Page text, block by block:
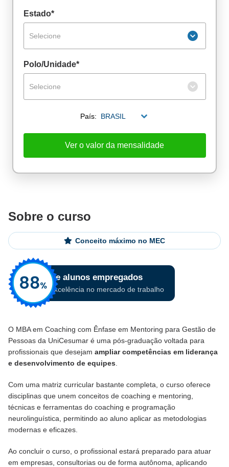
Sobre o curso
Conceito máximo no MEC
Excelência no mercado de trabalho
O MBA em Coaching com Ênfase em Mentoring para Gestão de
Pessoas da UniCesumar é uma pós-graduação voltada para
profissionais que desejam ampliar competências em liderança
e desenvolvimento de equipes
Com uma matriz curricular bastante completa, o curso oferece
disciplinas que unem conceitos de coaching e mentoring,
técnicas e ferramentas do coaching e programação
neurolinguística, permitindo ao aluno aplicar as metodologias
modernas e eficazes.
Ao concluir o curso, o profissional estará preparado para atuar
em empresas, consultorias ou de forma autônoma, aplicando
Estado*
Selecione
Polo/Unidade*
Selecione
País: BRASIL
Ver o valor da mensalidade